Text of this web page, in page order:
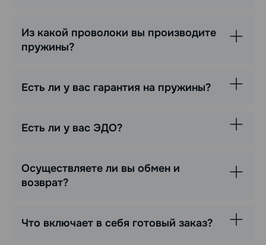
Из какой проволоки вы производите
пружины?
Есть ли у вас гарантия на пружины?
Есть ли у вас ЭДО?
Осуществляете ли вы обмен и
возврат?
Что включает в себя готовый заказ?